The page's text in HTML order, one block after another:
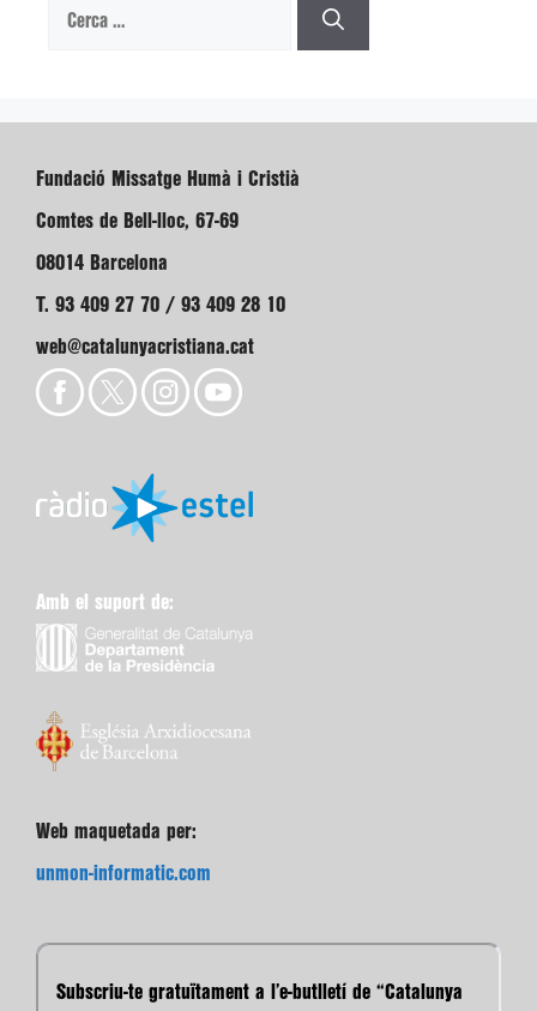
Cerca:
Fundació Missatge Humà i Cristià
Comtes de Bell-lloc, 67-69
08014 Barcelona
T. 93 409 27 70 / 93 409 28 10
web@catalunyacristiana.cat
Amb el suport de:
Web maquetada per:
unmon-informatic.com
Subscriu-te gratuïtament a l’e-butlletí de “Catalunya